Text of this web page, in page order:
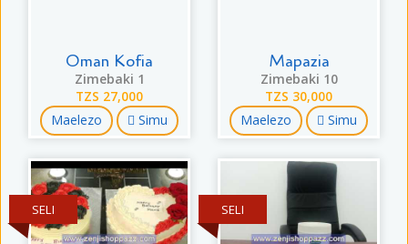
Oman Kofia
Zimebaki 1
TZS 27,000
Maelezo Simu
Mapazia
Zimebaki 10
TZS 30,000
Maelezo Simu
SELI SELI